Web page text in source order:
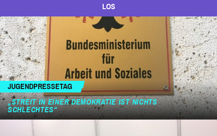
LOS
JUGENDPRESSETAG
„STREIT IN EINER DEMOKRATIE IST NICHTS
SCHLECHTES“